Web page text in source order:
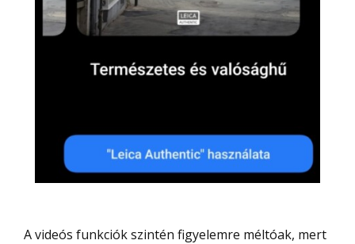
A videós funkciók szintén figyelemre méltóak, mert